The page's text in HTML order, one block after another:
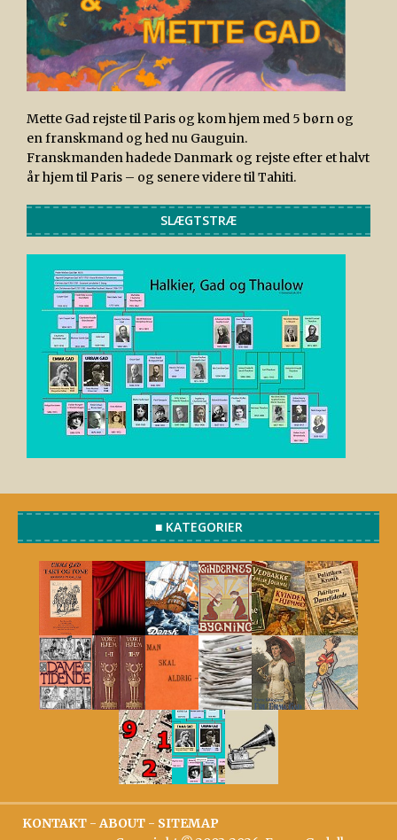
Mette Gad rejste til Paris og kom hjem med 5 børn og
en franskmand og hed nu Gauguin.
Franskmanden hadede Danmark og rejste efter et halvt
år hjem til Paris – og senere videre til Tahiti.
SLÆGTSTRÆ
■ KATEGORIER
KONTAKT - ABOUT - SITEMAP